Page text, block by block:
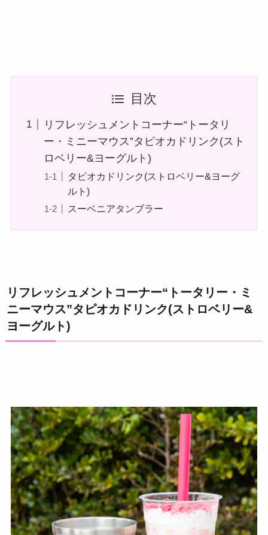
目次
リフレッシュメントコーナー“トータリ
ー・ミニーマウス”タピオカドリンク(スト
ロベリー&ヨーグルト)
タピオカドリンク(ストロベリー&ヨーグ
ルト)
スーベニアタンブラー
リフレッシュメントコーナー“トータリー・ミ
ニーマウス”タピオカドリンク(ストロベリー&
ヨーグルト)